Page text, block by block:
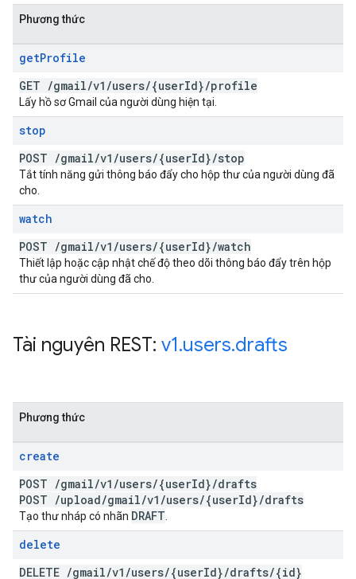
Phương thức
getProfile
GET /gmail/v1 /users/{userId}/profile
Lấy hồ sơ Gmail của người dùng hiện tại.
stop
POST /gmail/v1 /users/{userId}/stop
Tắt tính năng gửi thông báo đẩy cho hộp thư của người dùng đã
cho.
watch
POST /gmail/v1 /users/{userId}/watch
Thiết lập hoặc cập nhật chế độ theo dõi thông báo đẩy trên hộp
thư của người dùng đã cho.
Tài nguyên REST: v1.users.drafts
Phương thức
create
POST /gmail/v1 /users/{userId}/drafts
POST /upload/gmail/v1 /users/{userId}/drafts
Tạo thư nháp có nhãn DRAFT
delete
DELETE /gmail/v1 /users/{userId}/drafts/{id}